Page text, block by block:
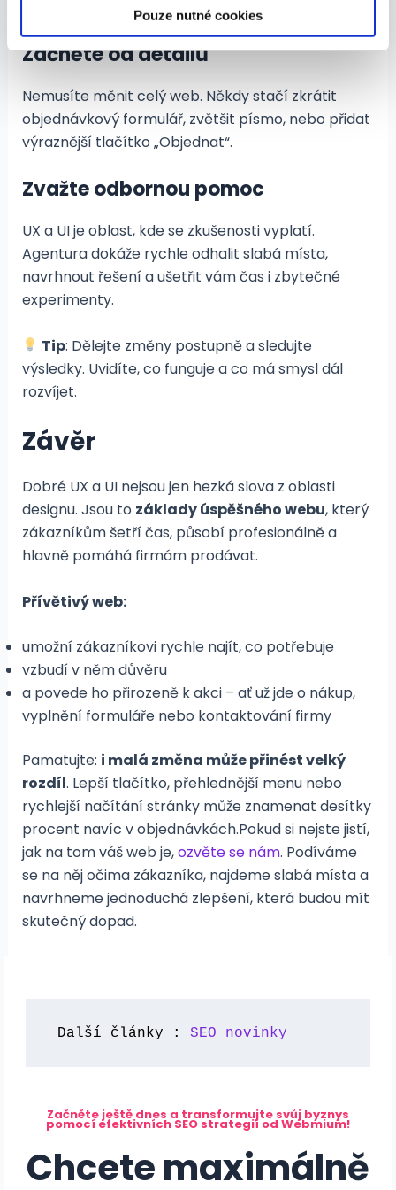
Pouze nutné cookies
Začněte od detailů
Nemusíte měnit celý web. Někdy stačí zkrátit
objednávkový formulář, zvětšit písmo, nebo přidat
výraznější tlačítko „Objednat“.
Zvažte odbornou pomoc
UX a UI je oblast, kde se zkušenosti vyplatí.
Agentura dokáže rychle odhalit slabá místa,
navrhnout řešení a ušetřit vám čas i zbytečné
experimenty.
Tip: Dělejte změny postupně a sledujte
výsledky. Uvidíte, co funguje a co má smysl dál
rozvíjet.
Závěr
Dobré UX a UI nejsou jen hezká slova z oblasti
designu. Jsou to základy úspěšného webu, který
zákazníkům šetří čas, působí profesionálně a
hlavně pomáhá firmám prodávat.
Přívětivý web:
umožní zákazníkovi rychle najít, co potřebuje
vzbudí v něm důvěru
a povede ho přirozeně k akci – ať už jde o nákup,
vyplnění formuláře nebo kontaktování firmy
Pamatujte: i malá změna může přinést velký
rozdíl. Lepší tlačítko, přehlednější menu nebo
rychlejší načítání stránky může znamenat desítky
procent navíc v objednávkách.Pokud si nejste jistí,
jak na tom váš web je,ozvěte se nám. Podíváme
se na něj očima zákazníka, najdeme slabá místa a
navrhneme jednoduchá zlepšení, která budou mít
skutečný dopad.
Další články : SEO novinky
Začněte ještě dnes a transformujte svůj byznys
pomocí efektivních SEO strategií od Webmium!
Chcete maximálně